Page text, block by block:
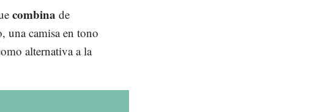
combina de
una camisa en tono
alternativa a la